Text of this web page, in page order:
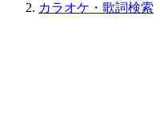
カラオケ・歌詞検索